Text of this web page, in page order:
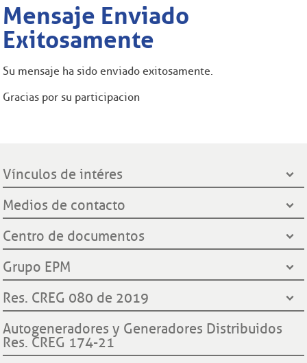
Mensaje Enviado
Exitosamente
Su mensaje ha sido enviado exitosamente.
Gracias por su participacion
Vínculos de intéres
Presidencia de la República
Ministerio de Minas y Energía
Grupo EPM
Gobernación de Santander
Contraloría General de Medellín
Contraloría General de la República
Procuraduría General de la Nación
Superintendencia de Servicios Públicos Domiciliarios SSP
Comisión Regulación de Energía y Gas CREG
Medios de contacto
Líneas de servicio al cliente
Oficinas de atención al cliente
Línea Transparente
Centro de documentos
Notificación por aviso
Ley de protección de datos
Transparencia y accesos a información pública
Derechos y deberes clientes y usuarios ESSA
Grupo EPM
¿Quiénes somos?
Hechos históricos
Proyecto hidroeléctrico Ituango
Filiales nacionales
Res. CREG 080 de 2019
Declaración de cumplimiento reglas de comportamiento
Procedimientos cambio de comercializador y conexión a la
red.
Autogeneradores y Generadores Distribuidos
Res. CREG 174-21